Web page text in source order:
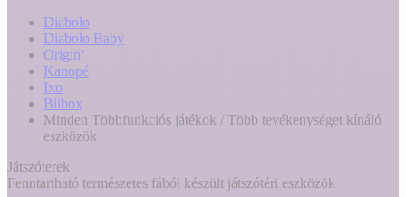
Diabolo
Diabolo Baby
Origin’
Kanopé
Ixo
Biibox
Minden Többfunkciós játékok / Több tevékenységet kínáló
eszközök
Játszóterek
Fenntartható természetes fából készült játszótéri eszközök